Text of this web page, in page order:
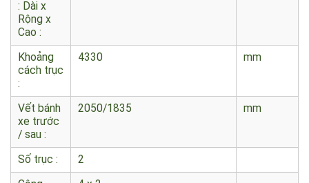
Kích
thước xe
: Dài x
Rộng x
Cao :
Khoảng
cách trục
:
4330 mm
Vết bánh
xe trước
/ sau :
2050/1835 mm